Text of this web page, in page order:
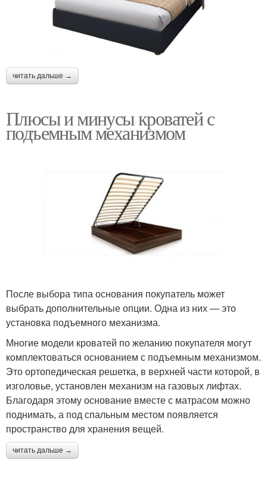
читать дальше →
Плюсы и минусы кроватей с
подъемным механизмом
После выбора типа основания покупатель может
выбрать дополнительные опции. Одна из них — это
установка подъемного механизма.
Многие модели кроватей по желанию покупателя могут
комплектоваться основанием с подъемным механизмом.
Это ортопедическая решетка, в верхней части которой, в
изголовье, установлен механизм на газовых лифтах.
Благодаря этому основание вместе с матрасом можно
поднимать, а под спальным местом появляется
пространство для хранения вещей.
читать дальше →